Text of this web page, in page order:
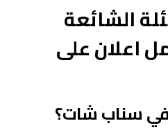
الشائعة
اعلان على
في سناب شات؟